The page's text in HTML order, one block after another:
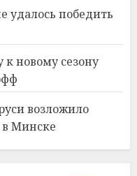
удалось победить
к новому сезону
возложило
Минске